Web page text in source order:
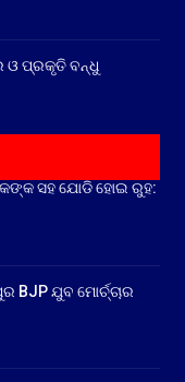
ଓ ପ୍ରକୃତି ବନ୍ଧୁ
ସହ ଯୋଡି ହୋଇ ରୁହ:
BJP ଯୁବ ମୋର୍ଚ୍ଚାର